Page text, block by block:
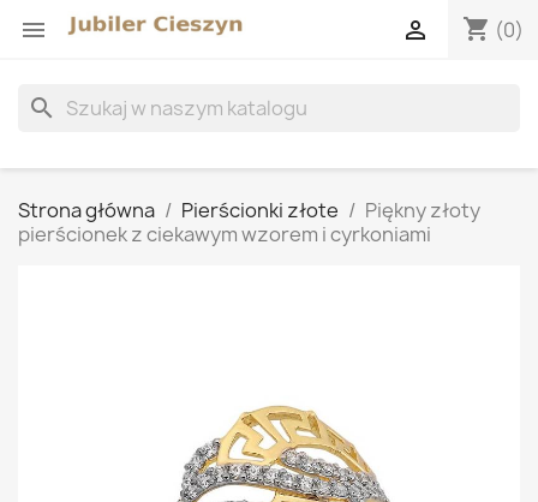
 shopping_cart (0)

search
Strona główna Pierścionki złote
Piękny złoty
pierścionek z ciekawym wzorem i cyrkoniami